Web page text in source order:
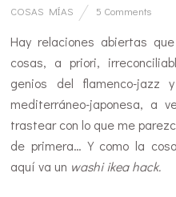
COSAS MÍAS 5 Comments
Hay relaciones abiertas
cosas, a priori,
genios del flamenco-jazz
mediterráneo-japonesa, a
trastear con lo que me
de primera… Y como la
aquí va un washi ikea hack.